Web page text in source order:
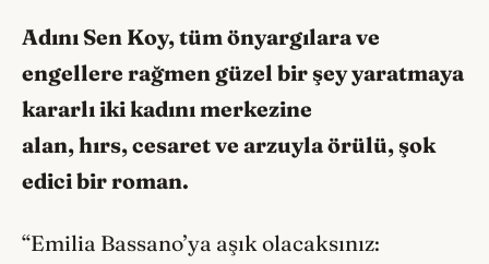
Adını Sen Koy, tüm önyargılara ve
engellere rağmen güzel bir şey yaratmaya
kararlı iki kadını merkezine
alan, hırs, cesaret ve arzuyla örülü, şok
edici bir roman.
“Emilia Bassano’ya aşık olacaksınız: